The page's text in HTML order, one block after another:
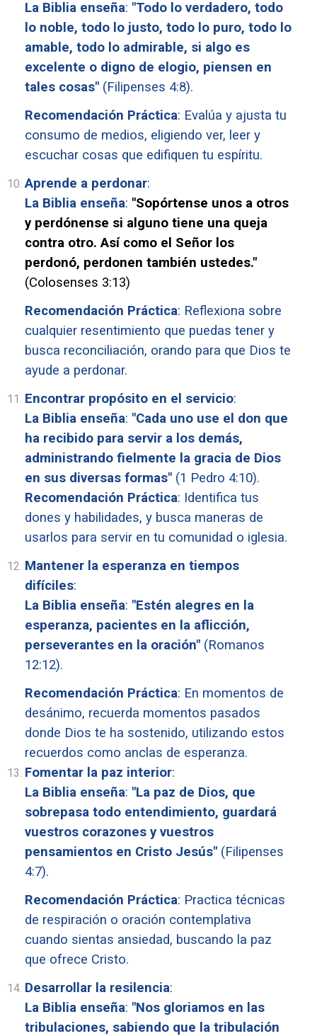
La Biblia enseña: "Todo lo verdadero, todo
lo noble, todo lo justo, todo lo puro, todo lo
amable, todo lo admirable, si algo es
excelente o digno de elogio, piensen en
tales cosas" (Filipenses 4:8).
Recomendación Práctica: Evalúa y ajusta tu
consumo de medios, eligiendo ver, leer y
escuchar cosas que edifiquen tu espíritu.
Aprende a perdonar:
La Biblia enseña: "Sopórtense unos a otros
y perdónense si alguno tiene una queja
contra otro. Así como el Señor los
perdonó, perdonen también ustedes."
(Colosenses 3:13)
Recomendación Práctica: Reflexiona sobre
cualquier resentimiento que puedas tener y
busca reconciliación, orando para que Dios te
ayude a perdonar.
Encontrar propósito en el servicio:
La Biblia enseña: "Cada uno use el don que
ha recibido para servir a los demás,
administrando fielmente la gracia de Dios
en sus diversas formas" (1 Pedro 4:10).
Recomendación Práctica: Identifica tus
dones y habilidades, y busca maneras de
usarlos para servir en tu comunidad o iglesia.
Mantener la esperanza en tiempos
difíciles:
La Biblia enseña: "Estén alegres en la
esperanza, pacientes en la aflicción,
perseverantes en la oración" (Romanos
12:12).
Recomendación Práctica: En momentos de
desánimo, recuerda momentos pasados
donde Dios te ha sostenido, utilizando estos
recuerdos como anclas de esperanza.
Fomentar la paz interior:
La Biblia enseña: "La paz de Dios, que
sobrepasa todo entendimiento, guardará
vuestros corazones y vuestros
pensamientos en Cristo Jesús" (Filipenses
4:7).
Recomendación Práctica: Practica técnicas
de respiración o oración contemplativa
cuando sientas ansiedad, buscando la paz
que ofrece Cristo.
Desarrollar la resilencia:
La Biblia enseña: "Nos gloriamos en las
tribulaciones, sabiendo que la tribulación